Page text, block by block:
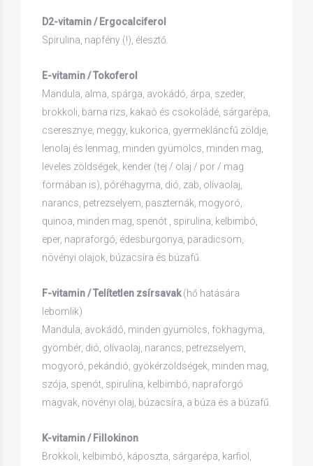
D2-vitamin / Ergocalciferol
Spirulina, napfény (!), élesztő.
E-vitamin / Tokoferol
Mandula, alma, spárga, avokádó, árpa, szeder,
brokkoli, barna rizs, kakaó és csokoládé, sárgarépa,
cseresznye, meggy, kukorica, gyermekláncfű zöldje,
lenolaj és lenmag, minden gyümölcs, minden mag,
leveles zöldségek, kender (tej / olaj / por / mag
formában is), póréhagyma, dió, zab, olívaolaj,
narancs, petrezselyem, paszternák, mogyoró,
quinoa, minden mag, spenót , spirulina, kelbimbó,
eper, napraforgó, édesburgonya, paradicsom,
növényi olajok, búzacsíra és búzafű.
F-vitamin / Telítetlen zsírsavak(hő hatására
lebomlik)
Mandula, avokádó, minden gyümölcs, fokhagyma,
gyömbér, dió, olívaolaj, narancs, petrezselyem,
mogyoró, pekándió, gyökérzöldségek, minden mag,
szója, spenót, spirulina, kelbimbó, napraforgó
magvak, növényi olaj, búzacsíra, a búza és a búzafű.
K-vitamin / Fillokinon
Brokkoli, kelbimbó, káposzta, sárgarépa, karfiol,